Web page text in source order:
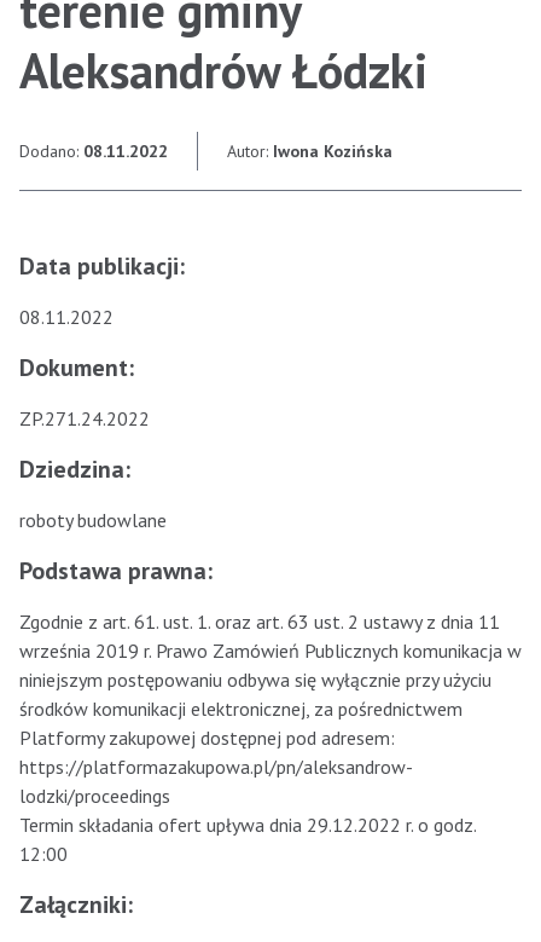
Aleksandrów Łódzki
Dodano: 08.11.2022 Autor: Iwona Kozińska
Data publikacji:
08.11.2022
Dokument:
ZP.271.24.2022
Dziedzina:
roboty budowlane
Podstawa prawna:
Zgodnie z art. 61. ust. 1. oraz art. 63 ust. 2 ustawy z dnia 11
września 2019 r. Prawo Zamówień Publicznych komunikacja w
niniejszym postępowaniu odbywa się wyłącznie przy użyciu
środków komunikacji elektronicznej, za pośrednictwem
Platformy zakupowej dostępnej pod adresem:
https://platformazakupowa.pl/pn/aleksandrow-
lodzki/proceedings
Termin składania ofert upływa dnia 29.12.2022 r. o godz.
12:00
Załączniki: